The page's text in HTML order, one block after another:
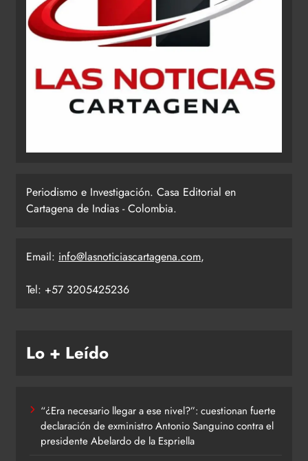
Periodismo e Investigación. Casa Editorial en
Cartagena de Indias - Colombia.
Email: info@lasnoticiascartagena.com,
Tel: +57 3205425236
Lo + Leído
“¿Era necesario llegar a ese nivel?”: cuestionan fuerte
declaración de exministro Antonio Sanguino contra el
presidente Abelardo de la Espriella